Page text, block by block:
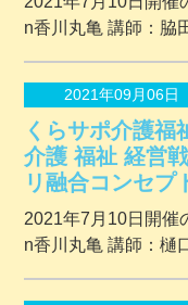
n香川丸亀 講師：脇
2021年09月06日
くらサポ介護福
介護 福祉 経営
リ融合コンセプ
2021年7月10日開催
n香川丸亀 講師：樋